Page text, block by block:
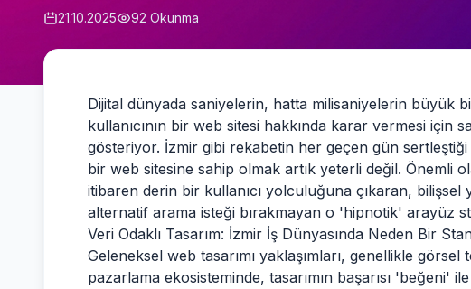
21.10.2025 92 Okunma
Dijital dünyada saniyelerin, hatta milisaniyelerin büyük
kullanıcının bir web sitesi hakkında karar vermesi için
gösteriyor. İzmir gibi rekabetin her geçen gün
bir web sitesine sahip olmak artık yeterli değil. Önemli
itibaren derin bir kullanıcı yolculuğuna çıkaran,
alternatif arama isteği bırakmayan o 'hipnotik' arayüz
Veri Odaklı Tasarım: İzmir İş Dünyasında Neden Bir
Geleneksel web tasarımı yaklaşımları, genellikle
pazarlama ekosisteminde, tasarımın başarısı 'beğeni'